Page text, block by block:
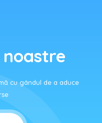
cu gândul de a aduce